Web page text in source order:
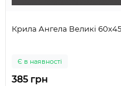
Крила Ангела Великі
Є в наявності
385 грн